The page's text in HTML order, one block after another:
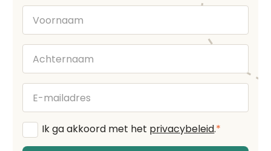
Voornaam
Achternaam
E-
mailadres
Algemene
voorwaarden*
Ik ga akkoord met het privacybeleid.*